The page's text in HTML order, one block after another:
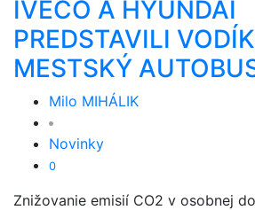
IVECO A HYUNDAI
PREDSTAVILI
MESTSKÝ
Milo MIHÁLIK
Novinky
0
Znižovanie emisií CO2 v osobnej